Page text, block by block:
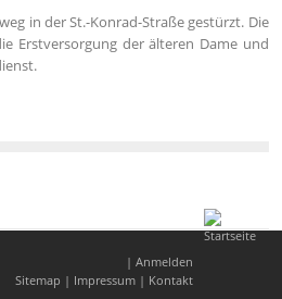
in der St.-Konrad-Straße gestürzt. Die
Erstversorgung der älteren Dame und
| Anmelden
Sitemap | Impressum| Kontakt